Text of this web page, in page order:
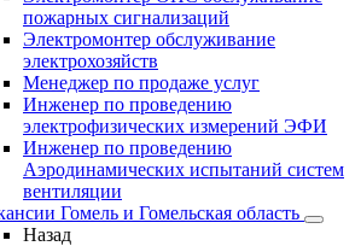
пожарных сигнализаций
Электромонтер обслуживание
электрохозяйств
Менеджер по продаже услуг
Инженер по проведению
электрофизических измерений ЭФИ
Инженер по проведению
Аэродинамических испытаний систем
вентиляции
Гомель и Гомельская область
Назад